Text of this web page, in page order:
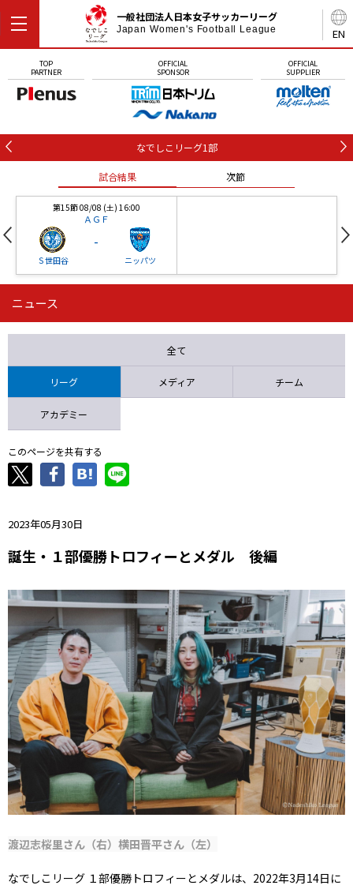
EN
一般社団法人日本女子サッカーリーグ
Japan Women's Football League
TOP
PARTNER
OFFICIAL
SPONSOR
OFFICIAL
SUPPLIER
なでしこリーグ1部
試合結果 次節
第15節 08/08 (土) 16:00
ＡＧＦ
Ｓ世田谷
-
ニッパツ
第16節 09/05 (土) 15:00
ニッパツ 石人の星
ニュース
全て
リーグ メディア チーム
アカデミー
このページを共有する
2023年05月30日
誕生・１部優勝トロフィーとメダル 後編
渡辺志桜里さん（右）横田晋平さん（左）
なでしこリーグ １部優勝トロフィーとメダルは、2022年3月14日に